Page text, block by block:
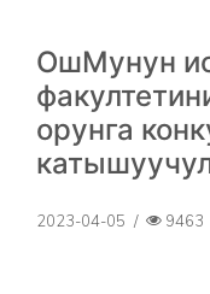
ОшМунун
орунга
2023-04-05 / 9463